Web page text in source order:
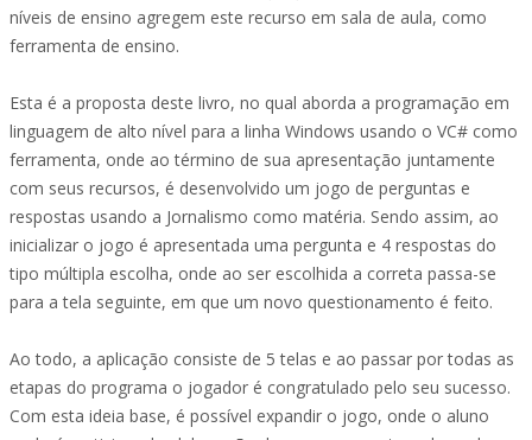
níveis de ensino agregem este recurso em sala de aula, como
ferramenta de ensino.
Esta é a proposta deste livro, no qual aborda a programação em
linguagem de alto nível para a linha Windows usando o VC# como
ferramenta, onde ao término de sua apresentação juntamente
com seus recursos, é desenvolvido um jogo de perguntas e
respostas usando a Jornalismo como matéria. Sendo assim, ao
inicializar o jogo é apresentada uma pergunta e 4 respostas do
tipo múltipla escolha, onde ao ser escolhida a correta passa-se
para a tela seguinte, em que um novo questionamento é feito.
Ao todo, a aplicação consiste de 5 telas e ao passar por todas as
etapas do programa o jogador é congratulado pelo seu sucesso.
Com esta ideia base, é possível expandir o jogo, onde o aluno